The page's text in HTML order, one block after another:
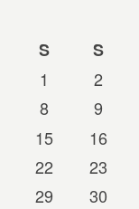
S
S
1
2
8
9
15
16
22
23
29 30